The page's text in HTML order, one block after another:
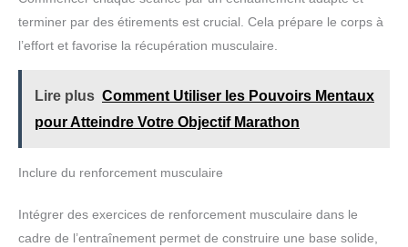
terminer par des étirements est crucial. Cela prépare le corps à
l’effort et favorise la récupération musculaire.
Lire plus Comment Utiliser les Pouvoirs Mentaux
pour Atteindre Votre Objectif Marathon
Inclure du renforcement musculaire
Intégrer des exercices de renforcement musculaire dans le
cadre de l’entraînement permet de construire une base solide,